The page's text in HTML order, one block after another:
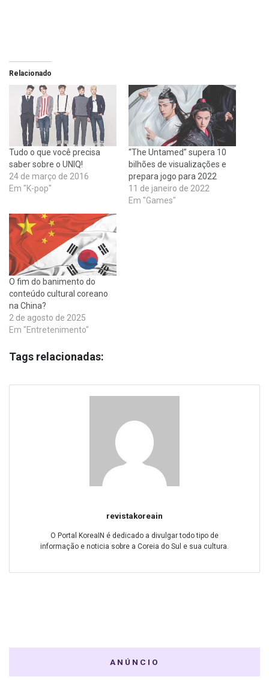
Relacionado
Tudo o que você precisa
saber sobre o UNIQ!
24 de março de 2016
Em "K-pop"
“The Untamed” supera 10
bilhões de visualizações e
prepara jogo para 2022
11 de janeiro de 2022
Em "Games"
O fim do banimento do
conteúdo cultural coreano
na China?
2 de agosto de 2025
Em "Entretenimento"
Tags relacionadas:
revistakoreain
O Portal KoreaIN é dedicado a divulgar todo tipo de
informação e noticia sobre a Coreia do Sul e sua cultura.
ANÚNCIO